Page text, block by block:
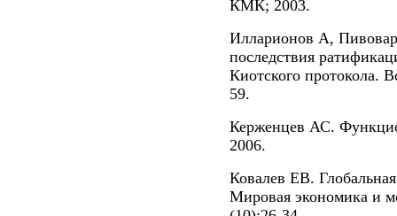
КМК; 2003.
Илларионов А,
последствия
Киотского протокола.
59.
Керженцев АС.
2006.
Ковалев ЕВ.
Мировая экономика и